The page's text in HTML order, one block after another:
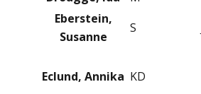
Eberstein,
Susanne
S
Eclund, Annika KD